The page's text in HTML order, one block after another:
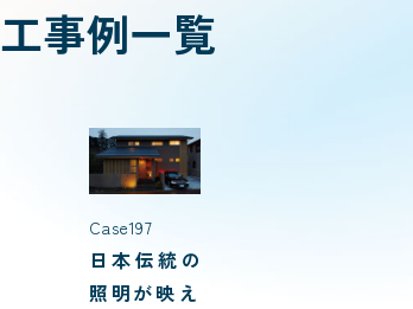
事例一覧
Case197
日本伝統の
照明が映え